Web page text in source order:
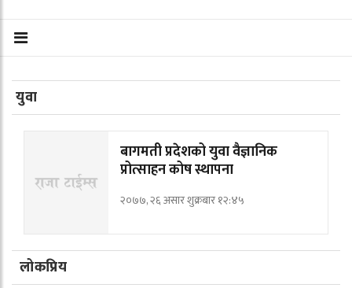
युवा
बागमती प्रदेशको युवा वैज्ञानिक
प्रोत्साहन कोष स्थापना
२०७७, २६ असार शुक्रबार १२:४५
लोकप्रिय